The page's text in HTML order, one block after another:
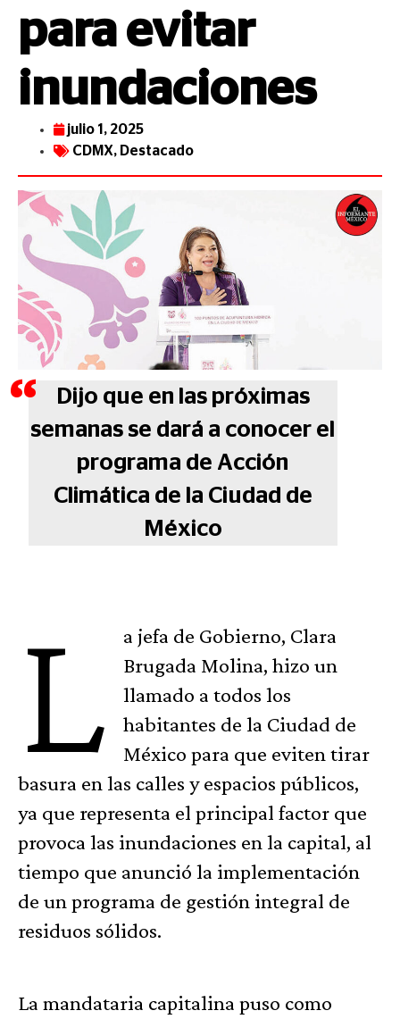
para evitar
inundaciones
julio 1, 2025
CDMX, Destacado
Dijo que en las próximas
semanas se dará a conocer el
programa de Acción
Climática de la Ciudad de
México
L
a jefa de Gobierno, Clara
Brugada Molina, hizo un
llamado a todos los
habitantes de la Ciudad de
México para que eviten tirar
basura en las calles y espacios públicos,
ya que representa el principal factor que
provoca las inundaciones en la capital, al
tiempo que anunció la implementación
de un programa de gestión integral de
residuos sólidos.
La mandataria capitalina puso como